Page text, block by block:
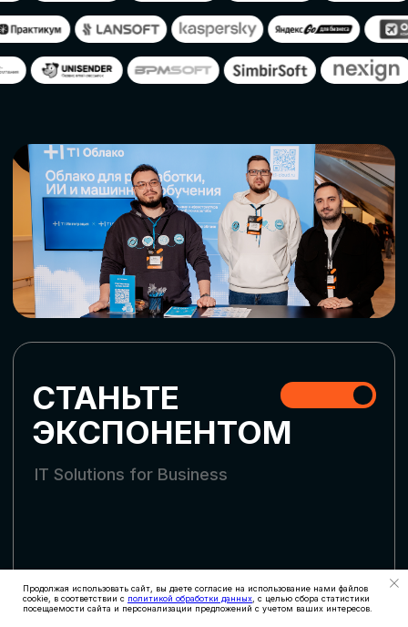
Продолжая использовать сайт, вы даете согласие на использование нами файлов
cookie, в соответствии с политикой обработки данных , с целью сбора статистики
посещаемости сайта и персонализации предложений с учетом ваших интересов.
ОСТАВИТЬ
ЗАЯВКУ
СТАТЬ ПАРТНЕРОМ
СКАЧАТЬ ПРОГРАММУ
СТАТЬ СПИКЕРОМ
Оставьте заявку, наши менеджеры
СТАТЬ УЧАСТНИКОМ